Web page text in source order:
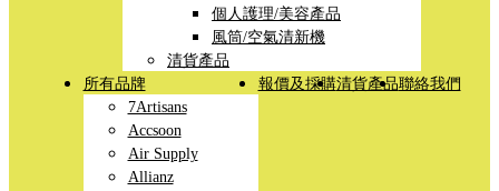
個人護理/美容產品
風筒/空氣清新機
清貨產品
所有品牌
7Artisans
Accsoon
Air Supply
Allianz
報價及採購清貨產品聯絡我們